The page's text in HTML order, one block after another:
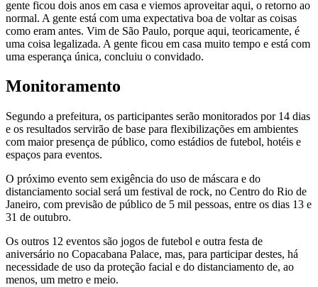
gente ficou dois anos em casa e viemos aproveitar aqui, o retorno ao
normal. A gente está com uma expectativa boa de voltar as coisas
como eram antes. Vim de São Paulo, porque aqui, teoricamente, é
uma coisa legalizada. A gente ficou em casa muito tempo e está com
uma esperança única, concluiu o convidado.
Monitoramento
Segundo a prefeitura, os participantes serão monitorados por 14 dias
e os resultados servirão de base para flexibilizações em ambientes
com maior presença de público, como estádios de futebol, hotéis e
espaços para eventos.
O próximo evento sem exigência do uso de máscara e do
distanciamento social será um festival de rock, no Centro do Rio de
Janeiro, com previsão de público de 5 mil pessoas, entre os dias 13 e
31 de outubro.
Os outros 12 eventos são jogos de futebol e outra festa de
aniversário no Copacabana Palace, mas, para participar destes, há
necessidade de uso da proteção facial e do distanciamento de, ao
menos, um metro e meio.